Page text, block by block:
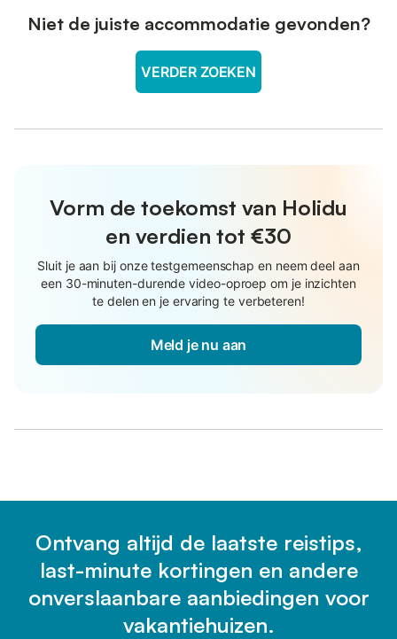
Niet de juiste accommodatie gevonden?
VERDER ZOEKEN
Vorm de toekomst van Holidu
en verdien tot €30
Sluit je aan bij onze testgemeenschap en neem deel aan
een 30-minuten-durende video-oproep om je inzichten
te delen en je ervaring te verbeteren!
Meld je nu aan
Ontvang altijd de laatste reistips,
last-minute kortingen en andere
onverslaanbare aanbiedingen voor
vakantiehuizen.